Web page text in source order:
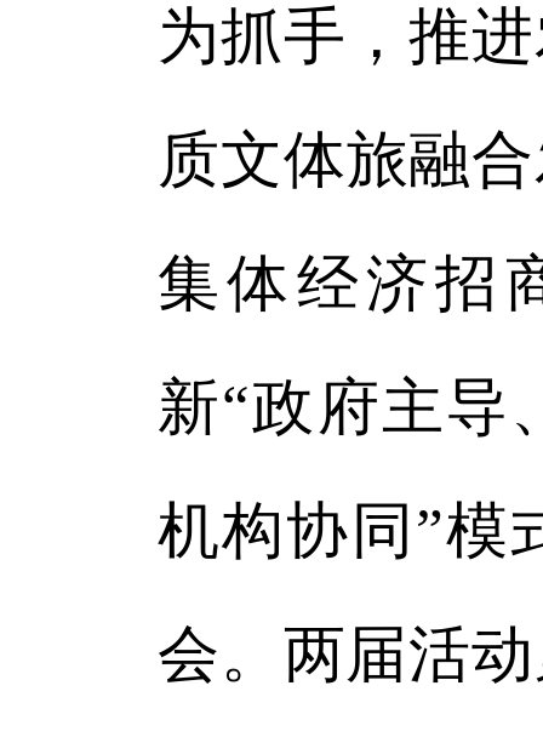
为抓手，推
质文体旅融
集体经济招
新“政府主导
机构协同”模
会。两届活